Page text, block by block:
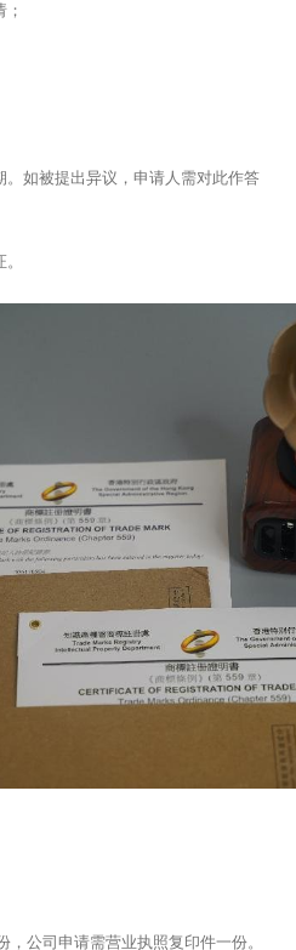
如被提出异议，申请人需对此作答
公司申请需营业执照复印件一份。